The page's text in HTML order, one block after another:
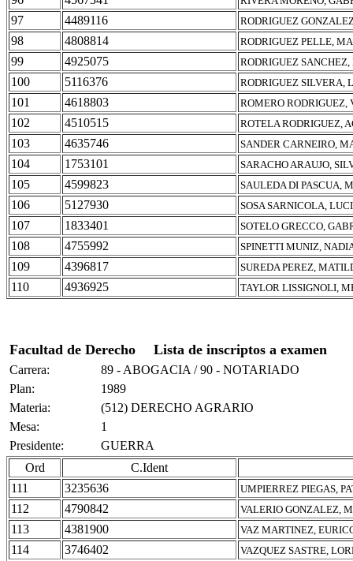
97 4489116 RODRIGUEZ
98 4808814 RODRIGUEZ PELLE,
99 4925075 RODRIGUEZ
100 5116376 RODRIGUEZ SILVERA,
101 4618803 ROMERO RODRIGUEZ,
102 4510515 ROTELA RODRIGUEZ,
103 4635746 SANDER CARNEIRO,
104 1753101 SARACHO ARAUJO,
105 4599823 SAULEDA DI PASCUA,
106 5127930 SOSA SARNICOLA,
107 1833401 SOTELO GRECCO,
108 4755992 SPINETTI MUNIZ,
109 4396817 SUREDA PEREZ,
110 4936925 TAYLOR LISSIGNOLI,
Facultad de Derecho Lista de inscriptos a examen
Carrera:
89 - ABOGACIA / 90 - NOTARIADO
Plan:
1989
Materia:
(512) DERECHO AGRARIO
Mesa:
1
Presidente:
GUERRA
Ord
C.Ident
111
3235636 UMPIERREZ PIEGAS,
112 4790842 VALERIO GONZALEZ,
113 4381900 VAZ MARTINEZ,
114 3746402 VAZQUEZ SASTRE,